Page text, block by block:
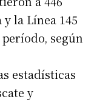
la Línea 145
según
estadísticas
y